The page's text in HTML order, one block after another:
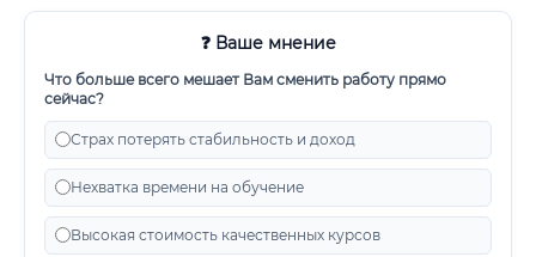
❓ Ваше мнение
Что больше всего мешает Вам сменить работу прямо
сейчас?
Страх потерять стабильность и доход
Нехватка времени на обучение
Высокая стоимость качественных курсов